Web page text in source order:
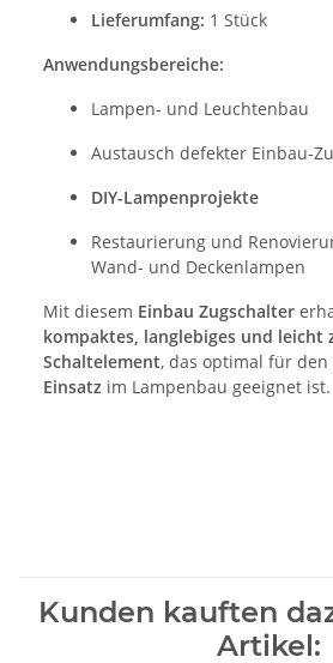
Lieferumfang: 1 Stück
Anwendungsbereiche:
Lampen- und Leuchtenbau
Austausch defekter Einbau-
DIY-Lampenprojekte
Restaurierung und
Wand- und Deckenlampen
Mit diesem Einbau Zugschalter
kompaktes, langlebiges und leicht
Schaltelement, das optimal für den
Einsatz im Lampenbau geeignet ist.
Kunden kauften
Artikel: